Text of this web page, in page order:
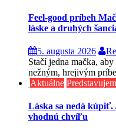
Feel-good príbeh
láske a druhých
5. augusta 2026
Stačí jedna mačka,
nežným, hrejivým
Aktuálne
Láska sa nedá
vhodnú chvíľu